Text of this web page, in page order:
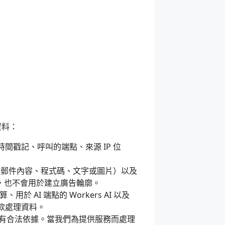
：
戳記、呼叫的端點、來源 IP 位
件內容、程式碼、文字或圖片）以及
不會用於建立廣告輪廓。
、用於 AI 端點的 Workers AI 以及
處理資料。
法依據。當我們為提供服務而處理